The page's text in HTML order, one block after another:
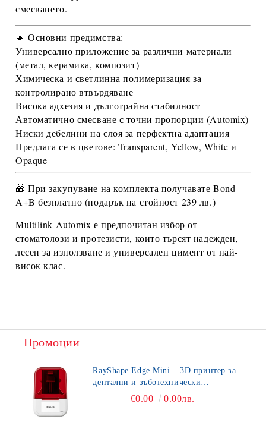
смесването.
🔸 Основни предимства:
Универсално приложение за различни материали
(метал, керамика, композит)
Химическа и светлинна полимеризация за
контролирано втвърдяване
Висока адхезия и дълготрайна стабилност
Автоматично смесване с точни пропорции (Automix)
Ниски дебелини на слоя за перфектна адаптация
Предлага се в цветове: Transparent, Yellow, White и
Opaque
🎁 При закупуване на комплекта получавате Bond
A+B безплатно (подарък на стойност 239 лв.)
Multilink Automix е предпочитан избор от
стоматолози и протезисти, които търсят надежден,
лесен за използване и универсален цимент от най-
висок клас.
Промоции
RayShape Edge Mini – 3D принтер за
дентални и зъботехнически
приложения€0.00 0.00лв.